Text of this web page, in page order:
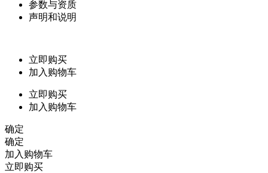
参数与资质
声明和说明
立即购买
加入购物车
立即购买
加入购物车
确定
确定
加入购物车
立即购买